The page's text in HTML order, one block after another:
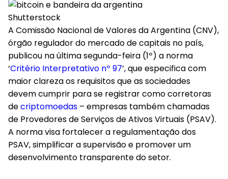
Shutterstock
A Comissão Nacional de Valores da Argentina (CNV),
órgão regulador do mercado de capitais no país,
publicou na última segunda-feira (1º) a norma
‘Critério Interpretativo nº 97’, que especifica com
maior clareza os requisitos que as sociedades
devem cumprir para se registrar como corretoras
decriptomoedas – empresas também chamadas
de Provedores de Serviços de Ativos Virtuais (PSAV).
A norma visa fortalecer a regulamentação dos
PSAV, simplificar a supervisão e promover um
desenvolvimento transparente do setor.